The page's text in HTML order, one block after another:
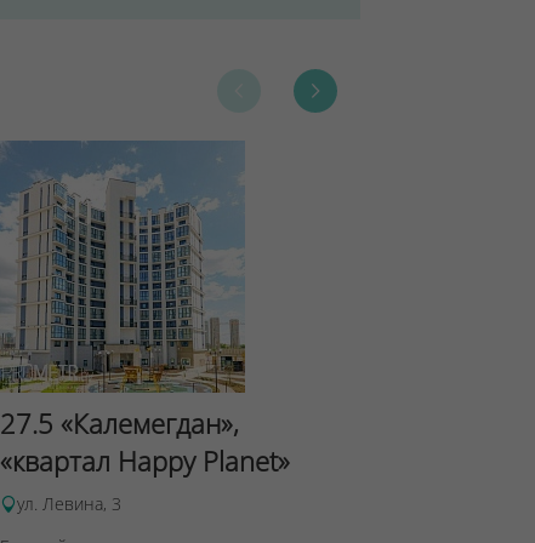
27.5 «Калемегдан»,
«квартал Happy Planet»
ул. Левина, 3